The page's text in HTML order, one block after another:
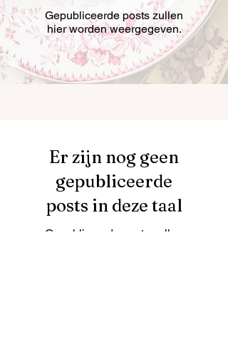
Gepubliceerde posts zullen
hier worden weergegeven.
Er zijn nog geen
gepubliceerde
posts in deze taal
Gepubliceerde posts zullen